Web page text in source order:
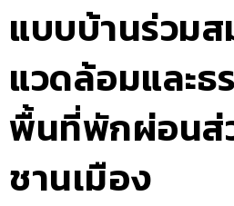
แบบบ้านร่วมส
แวดล้อมและธ
พื้นที่พักผ่อนส่
ชานเมือง